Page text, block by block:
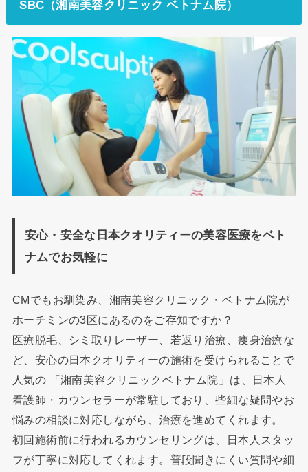
SBC（湘南美容クリニック ベトナム院）
安心・安全な日本クオリティーの美容医療をベト
ナムでお気軽に
CMでもお馴染み、湘南美容クリニック・ベトナム院が
ホーチミンの3区にあるのをご存知ですか？
医療脱毛、シミ取りレーザー、若返り治療、痩身治療な
ど、安心の日本クオリティーの施術を受けられることで
人気の 「湘南美容クリニックベトナム院」は、日本人
看護師・カウンセラーが常駐しており、些細な疑問やお
悩みの相談に対応しながら、治療を進めてくれます。
初回施術前に行われるカウンセリングは、日本人スタッ
フが丁寧に対応してくれます。普段聞きにくい質問や細